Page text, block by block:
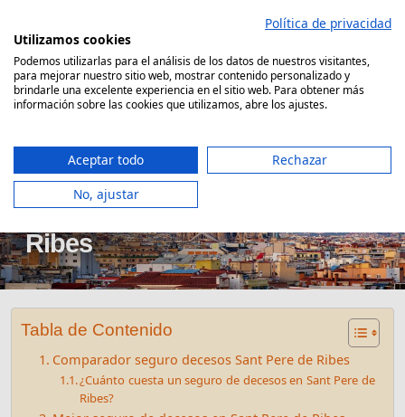
contenido
Comparador Seguro Decesos
Seguro decesos Sant Pere de
Ribes
Tabla de Contenido
Comparador seguro decesos Sant Pere de Ribes
¿Cuánto cuesta un seguro de decesos en Sant Pere de
Ribes?
Política de privacidad
Utilizamos cookies
Podemos utilizarlas para el análisis de los datos de nuestros visitantes,
para mejorar nuestro sitio web, mostrar contenido personalizado y
brindarle una excelente experiencia en el sitio web. Para obtener más
información sobre las cookies que utilizamos, abre los ajustes.
Aceptar todo
Rechazar
No, ajustar